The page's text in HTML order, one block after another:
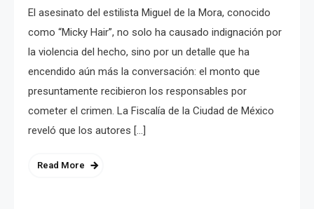
El asesinato del estilista Miguel de la Mora, conocido
como “Micky Hair”, no solo ha causado indignación por
la violencia del hecho, sino por un detalle que ha
encendido aún más la conversación: el monto que
presuntamente recibieron los responsables por
cometer el crimen. La Fiscalía de la Ciudad de México
reveló que los autores […]
Read More